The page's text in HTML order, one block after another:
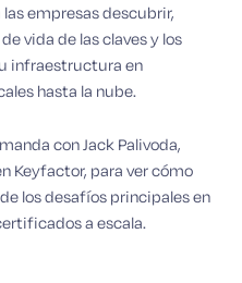
empresas descubrir,
vida de las claves y los
infraestructura en
hasta la nube.
con Jack Palivoda,
Keyfactor, para ver cómo
los desafíos principales en
a escala.